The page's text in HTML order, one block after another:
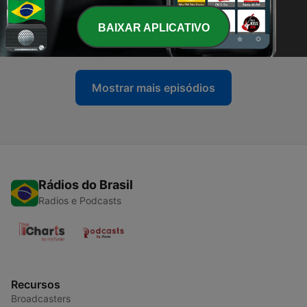
198 - Deep Jazz met hans Mantel
30 abr. 2023
Mostrar mais episódios
Rádios do Brasil
Radios e Podcasts
Recursos
Broadcasters
BAIXAR APLICATIVO